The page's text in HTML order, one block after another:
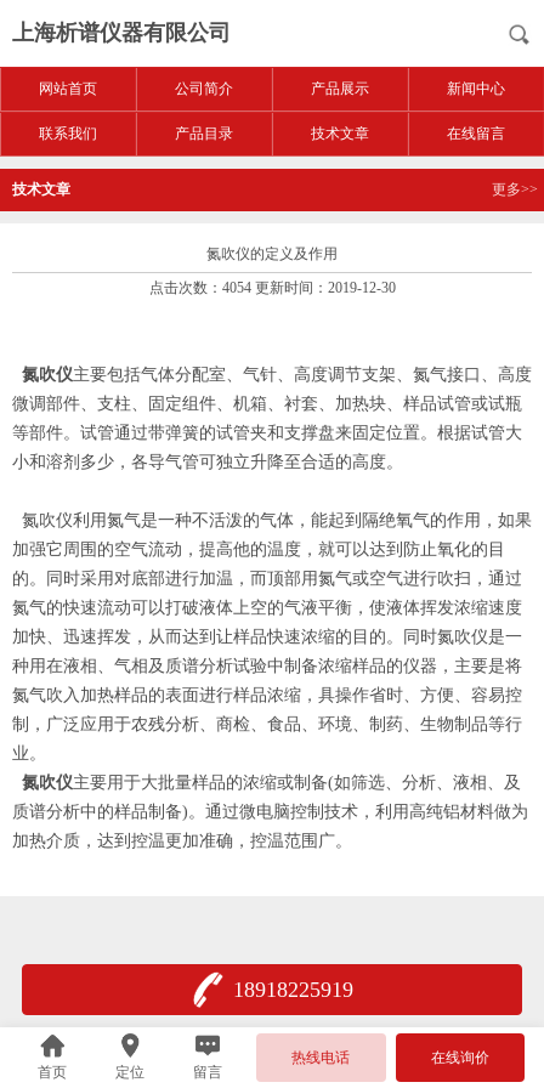
上海析谱仪器有限公司
网站首页 公司简介 产品展示 新闻中心
联系我们 产品目录 技术文章 在线留言
技术文章 更多>>
氮吹仪的定义及作用
点击次数：4054 更新时间：2019-12-30
氮吹仪主要包括气体分配室、气针、高度调节支架、氮气接口、高度
微调部件、支柱、固定组件、机箱、衬套、加热块、样品试管或试瓶
等部件。试管通过带弹簧的试管夹和支撑盘来固定位置。根据试管大
小和溶剂多少，各导气管可独立升降至合适的高度。
氮吹仪利用氮气是一种不活泼的气体，能起到隔绝氧气的作用，如果
加强它周围的空气流动，提高他的温度，就可以达到防止氧化的目
的。同时采用对底部进行加温，而顶部用氮气或空气进行吹扫，通过
氮气的快速流动可以打破液体上空的气液平衡，使液体挥发浓缩速度
加快、迅速挥发，从而达到让样品快速浓缩的目的。同时氮吹仪是一
种用在液相、气相及质谱分析试验中制备浓缩样品的仪器，主要是将
氮气吹入加热样品的表面进行样品浓缩，具操作省时、方便、容易控
制，广泛应用于农残分析、商检、食品、环境、制药、生物制品等行
业。
氮吹仪主要用于大批量样品的浓缩或制备(如筛选、分析、液相、及
质谱分析中的样品制备)。通过微电脑控制技术，利用高纯铝材料做为
加热介质，达到控温更加准确，控温范围广。
18918225919
首页 定位 留言
热线电话 在线询价